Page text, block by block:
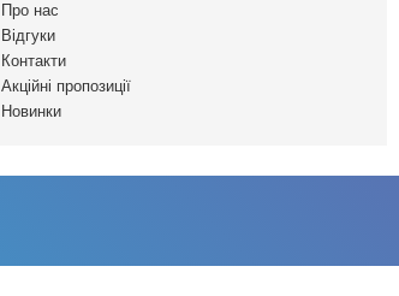
Про нас
Відгуки
Контакти
Акційні пропозиції
Новинки